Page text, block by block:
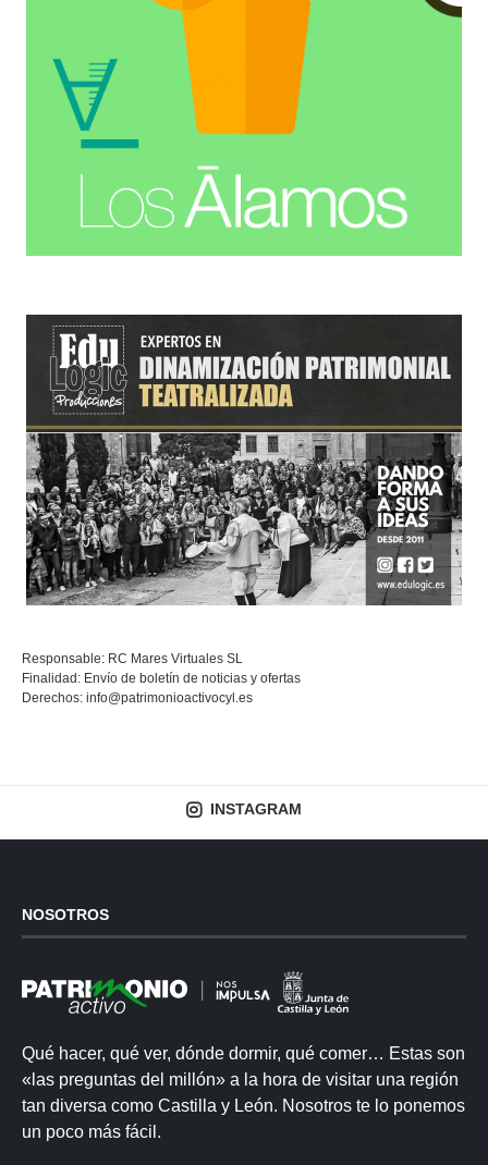
Responsable: RC Mares Virtuales SL
Finalidad: Envío de boletín de noticias y ofertas
Derechos: info@patrimonioactivocyl.es
INSTAGRAM
NOSOTROS
Qué hacer, qué ver, dónde dormir, qué comer… Estas son
«las preguntas del millón» a la hora de visitar una región
tan diversa como Castilla y León. Nosotros te lo ponemos
un poco más fácil.